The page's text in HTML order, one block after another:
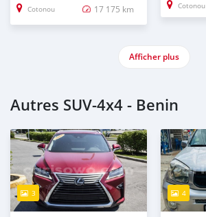
Cotonou 17 175 km Cotonou
Afficher plus
Autres SUV‒4x4 - Benin
3 4